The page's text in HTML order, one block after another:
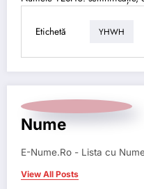
Etichetă YHWH
Nume
E-Nume.Ro - Lista cu
View All Posts